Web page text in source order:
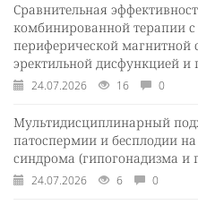
Сравнительная
комбинированной терапии
периферической магнитной
эректильной дисфункцией
24.07.2026 16 0
Мультидисциплинарный
патоспермии и бесплодии
синдрома (гипогонадизма и
24.07.2026 6 0